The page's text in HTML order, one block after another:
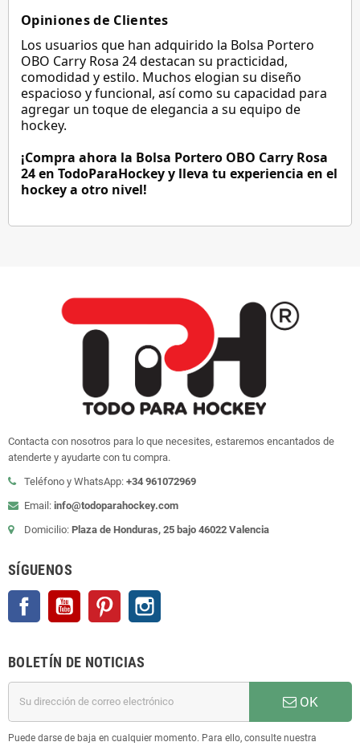
Opiniones de Clientes
Los usuarios que han adquirido la Bolsa Portero
OBO Carry Rosa 24 destacan su practicidad,
comodidad y estilo. Muchos elogian su diseño
espacioso y funcional, así como su capacidad para
agregar un toque de elegancia a su equipo de
hockey.
¡Compra ahora la Bolsa Portero OBO Carry Rosa
24 en TodoParaHockey y lleva tu experiencia en el
hockey a otro nivel!
Contacta con nosotros para lo que necesites, estaremos encantados de
atenderte y ayudarte con tu compra.
Teléfono y WhatsApp: +34 961072969
Email: info@todoparahockey.com
Domicilio: Plaza de Honduras, 25 bajo 46022 Valencia
SÍGUENOS
Facebook YouTube Pinterest
BOLETÍN DE NOTICIAS
OK
Puede darse de baja en cualquier momento. Para ello, consulte nuestra